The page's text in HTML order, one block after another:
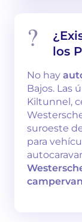
los
No hay
Bajos. Las
Kiltunnel,
suroeste
para